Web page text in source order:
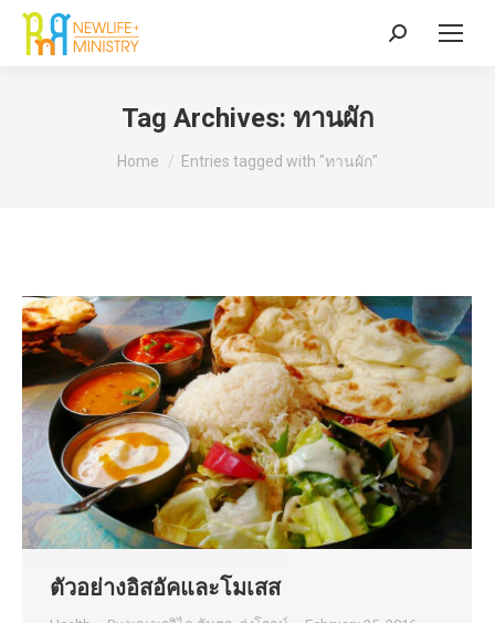
Search:
Tag Archives: ทานผัก
You are here:
Home Entries tagged with "ทานผัก"
ตัวอย่างอิสอัคและโมเสส